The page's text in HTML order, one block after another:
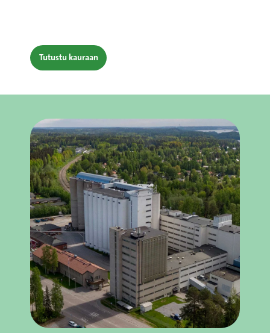
Tutustu kauraan